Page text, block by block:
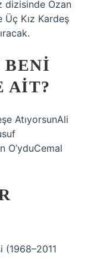
dizisinde Ozan
Üç Kız Kardeş
BENI
AIT?
AtıyorsunAli
O’yduCemal